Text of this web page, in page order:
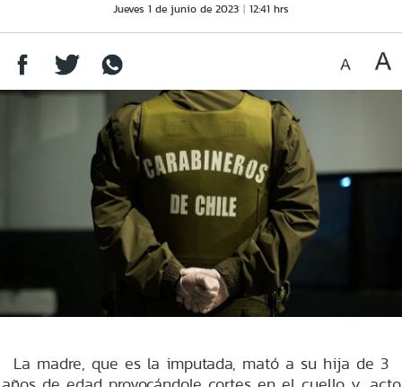
Jueves 1 de junio de 2023 12:41 hrs
La madre, que es la imputada, mató a su hija de 3